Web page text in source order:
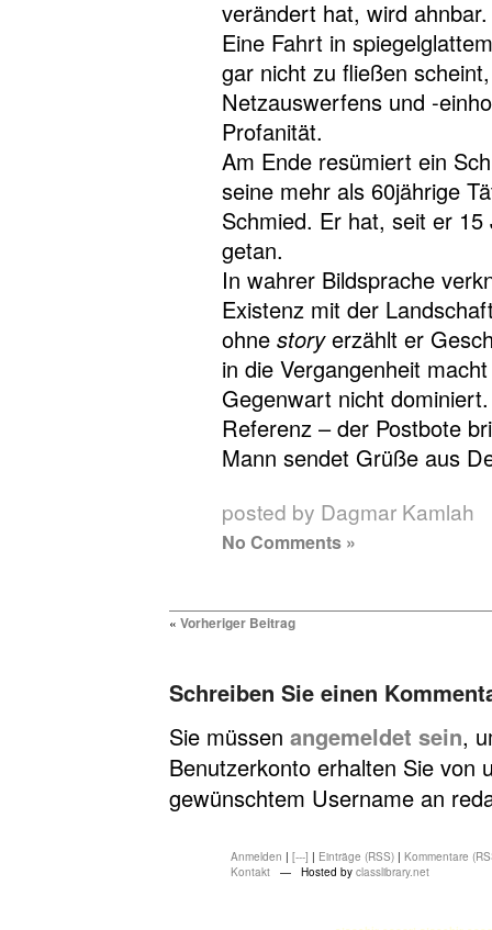
verändert hat, wird ahnbar.
Eine Fahrt in
gar nicht zu fließen
Netzauswerfens und -
Profanität.
Am Ende resümiert ein
seine mehr als 60jährige
Schmied. Er hat, seit er
getan.
In wahrer Bildsprache
Existenz mit der
ohne storyerzählt er
in die Vergangenheit
Gegenwart nicht
Referenz – der Postbote
Mann sendet Grüße aus
posted by Dagmar Kamlah
No Comments »
« Vorheriger Beitrag
Schreiben Sie einen
Sie müssen angemeldet sein,
Benutzerkonto erhalten Sie von
gewünschtem Username an
Anmelden | [---] | Einträge (RSS) | Kommentare
Kontakt — Hosted by classlibrary.net